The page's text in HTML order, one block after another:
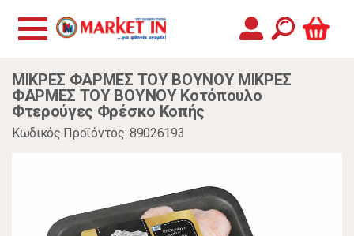
ΜΙΚΡΕΣ ΦΑΡΜΕΣ ΤΟΥ ΒΟΥΝΟΥ ΜΙΚΡΕΣ
ΦΑΡΜΕΣ ΤΟΥ ΒΟΥΝΟΥ Κοτόπουλο
Φτερούγες Φρέσκο Κοπής
Κωδικός Προϊόντος: 89026193